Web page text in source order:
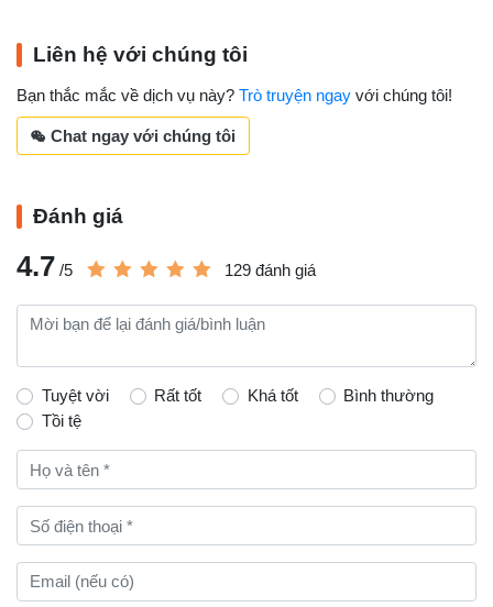
Liên hệ với chúng tôi
Bạn thắc mắc về dịch vụ này? Trò truyện ngay với chúng tôi!
Chat ngay với chúng tôi
Đánh giá
4.7 /5 129 đánh giá
Tuyệt vời Rất tốt Khá tốt
Bình thường
Tồi tệ